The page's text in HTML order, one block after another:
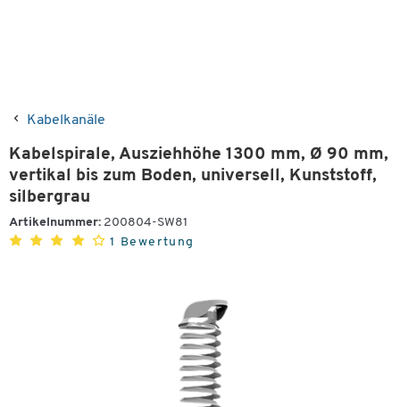
Kabelkanäle
Kabelspirale, Ausziehhöhe 1300 mm, Ø 90 mm,
vertikal bis zum Boden, universell, Kunststoff,
silbergrau
Artikelnummer: 200804-SW81
1 Bewertung